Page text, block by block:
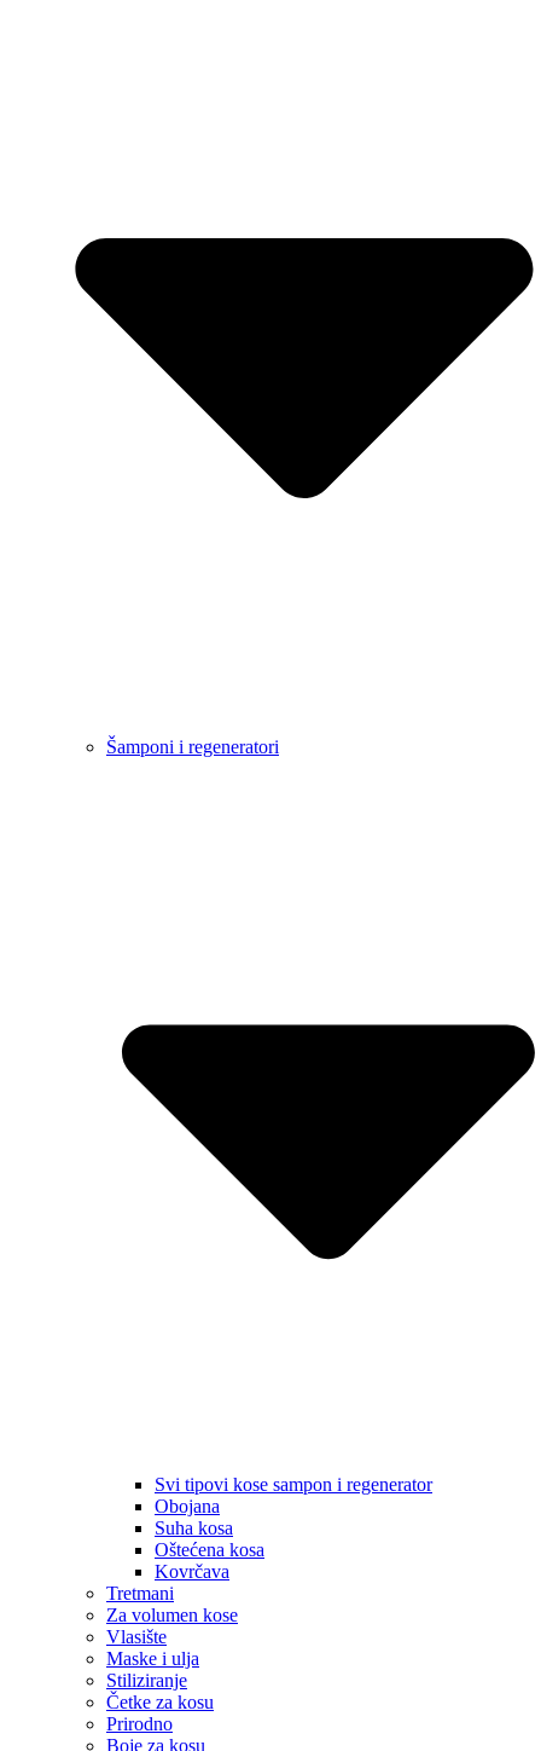
Šamponi i regeneratori
Svi tipovi kose sampon i regenerator
Obojana
Suha kosa
Oštećena kosa
Kovrčava
Tretmani
Za volumen kose
Vlasište
Maske i ulja
Stiliziranje
Četke za kosu
Prirodno
Boje za kosu